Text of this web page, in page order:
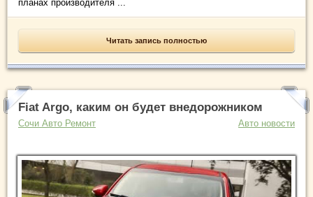
планах производителя ...
Читать запись полностью
Fiat Argo, каким он будет внедорожником
Сочи Авто Ремонт Авто новости